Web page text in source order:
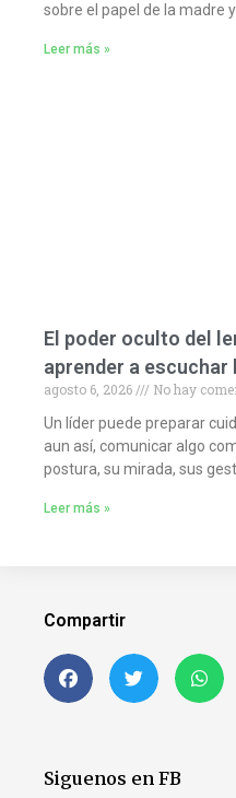
sobre el papel de la madre
Leer más »
El poder oculto del
aprender a escuchar
agosto 6, 2026
No hay
Un líder puede preparar
aun así, comunicar algo
postura, su mirada, sus
Leer más »
Compartir
Siguenos en FB